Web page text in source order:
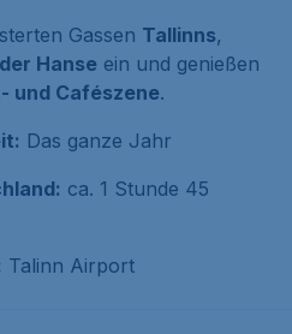
Gassen Tallinns,
Hanse ein und genießen
und Cafészene.
Das ganze Jahr
ca. 1 Stunde 45
Talinn Airport